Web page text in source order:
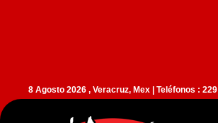
8 Agosto 2026 , Veracruz, Mex | Teléfonos :